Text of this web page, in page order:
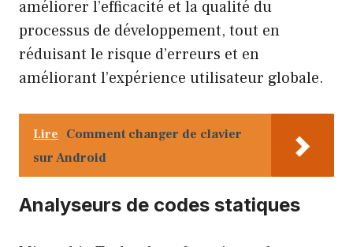
améliorer l’efficacité et la qualité du
processus de développement, tout en
réduisant le risque d’erreurs et en
améliorant l’expérience utilisateur globale.
Lire Comment changer de clavier
sur Android
Analyseurs de codes statiques